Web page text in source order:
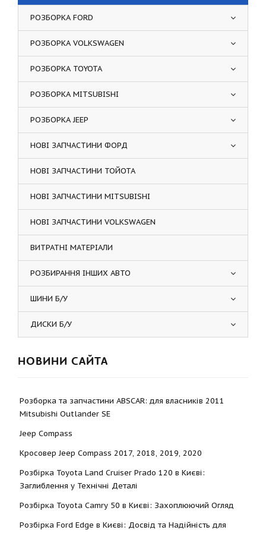
РОЗБОРКА FORD
РОЗБОРКА VOLKSWAGEN
РОЗБОРКА TOYOTA
РОЗБОРКА MITSUBISHI
РОЗБОРКА JEEP
НОВІ ЗАПЧАСТИНИ ФОРД
НОВІ ЗАПЧАСТИНИ ТОЙОТА
НОВІ ЗАПЧАСТИНИ MITSUBISHI
НОВІ ЗАПЧАСТИНИ VOLKSWAGEN
ВИТРАТНІ МАТЕРІАЛИ
РОЗБИРАННЯ ІНШИХ АВТО
ШИНИ Б/У
ДИСКИ Б/У
НОВИНИ САЙТА
Розборка та запчастини ABSCAR: для власників 2011
Mitsubishi Outlander SE
Jeep Compass
Кросовер Jeep Compass 2017, 2018, 2019, 2020
Розбірка Toyota Land Cruiser Prado 120 в Києві:
Заглиблення у Технічні Деталі
Розбірка Toyota Camry 50 в Києві: Захоплюючий Огляд
Розбірка Ford Edge в Києві: Досвід та Надійність для